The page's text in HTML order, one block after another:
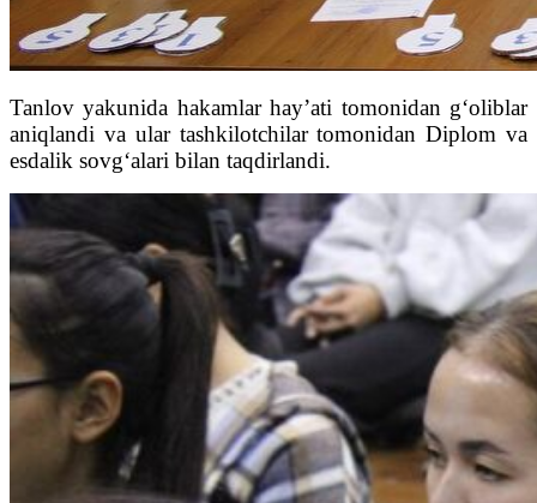
Tanlov yakunida hakamlar hay’ati tomonidan g‘oliblar
aniqlandi va ular tashkilotchilar tomonidan Diplom va
esdalik sovg‘alari bilan taqdirlandi.